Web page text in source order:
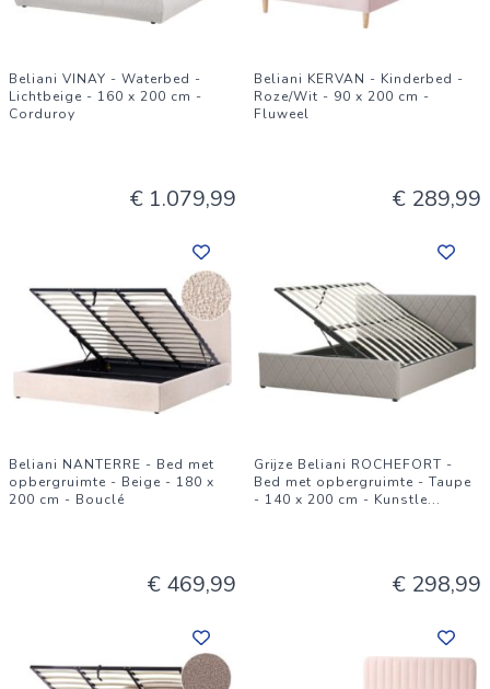
Beliani VINAY - Waterbed -
Lichtbeige - 160 x 200 cm -
Corduroy
€ 1.079,99
Beliani KERVAN - Kinderbed -
Roze/Wit - 90 x 200 cm -
Fluweel
€ 289,99
Beliani NANTERRE - Bed met
opbergruimte - Beige - 180 x
200 cm - Bouclé
€ 469,99
Grijze Beliani ROCHEFORT -
Bed met opbergruimte - Taupe
- 140 x 200 cm - Kunstle...
€ 298,99